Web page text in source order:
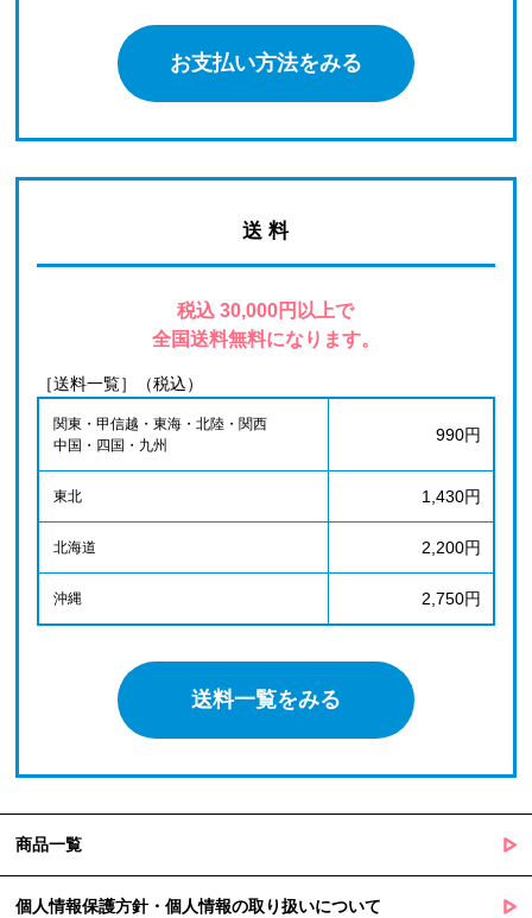
お支払い方法をみる
送 料
税込 30,000円以上で
全国送料無料になります。
［送料一覧］（税込）
関東・甲信越・東海・北陸・関西
中国・四国・九州
990円
東北 1,430円
北海道 2,200円
沖縄 2,750円
送料一覧をみる
商品一覧
個人情報保護方針・個人情報の取り扱いについて